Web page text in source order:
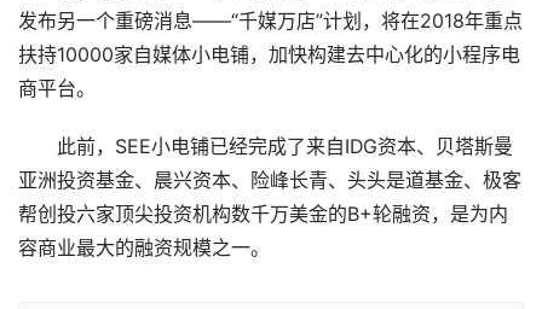
发布另一个重磅消息——“千媒万店”计划，将在2018年重点
扶持10000家自媒体小电铺，加快构建去中心化的小程序电
商平台。
此前，SEE小电铺已经完成了来自IDG资本、贝塔斯曼
亚洲投资基金、晨兴资本、险峰长青、头头是道基金、极客
帮创投六家顶尖投资机构数千万美金的B+轮融资，是为内
容商业最大的融资规模之一。